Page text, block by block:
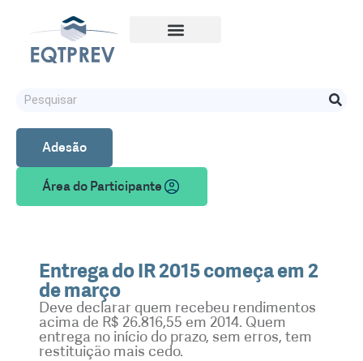
Adesão
Área do Participante
Entrega do IR 2015 começa em 2
de março
Deve declarar quem recebeu rendimentos
acima de R$ 26.816,55 em 2014. Quem
entrega no início do prazo, sem erros, tem
restituição mais cedo.